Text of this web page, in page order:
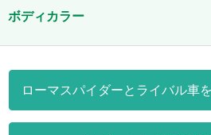
ボディカラー
ローマスパイダーとライバル車